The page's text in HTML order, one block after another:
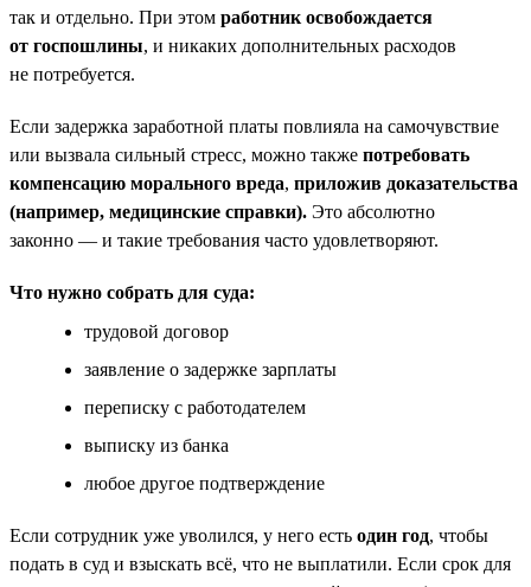
так и отдельно. При этом работник освобождается
от госпошлины, и никаких дополнительных расходов
не потребуется.
Если задержка заработной платы повлияла на самочувствие
или вызвала сильный стресс, можно также потребовать
компенсацию морального вреда, приложив доказательства
(например, медицинские справки). Это абсолютно
законно — и такие требования часто удовлетворяют.
Что нужно собрать для суда:
трудовой договор
заявление о задержке зарплаты
переписку с работодателем
выписку из банка
любое другое подтверждение
Если сотрудник уже уволился, у него есть один год, чтобы
подать в суд и взыскать всё, что не выплатили. Если срок для